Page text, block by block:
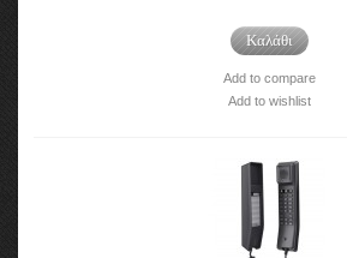
Καλάθι
Add to compare
Add to wishlist